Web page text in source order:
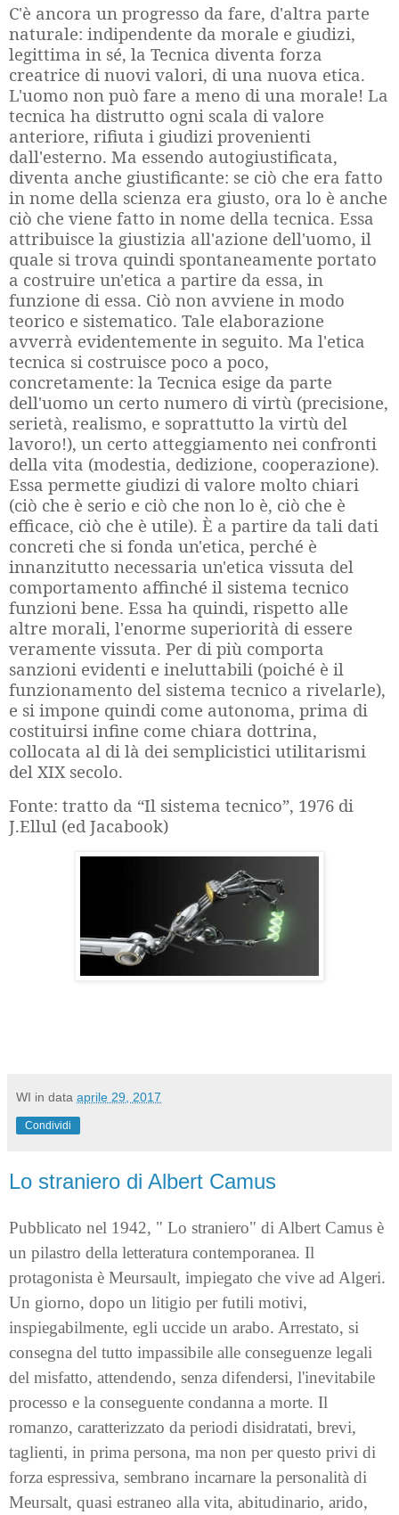
C'è ancora un progresso da fare, d'altra parte
naturale: indipendente da morale e giudizi,
legittima in sé, la Tecnica diventa forza
creatrice di nuovi valori, di una nuova etica.
L'uomo non può fare a meno di una morale! La
tecnica ha distrutto ogni scala di valore
anteriore, rifiuta i giudizi provenienti
dall'esterno. Ma essendo autogiustificata,
diventa anche giustificante: se ciò che era fatto
in nome della scienza era giusto, ora lo è anche
ciò che viene fatto in nome della tecnica. Essa
attribuisce la giustizia all'azione dell'uomo, il
quale si trova quindi spontaneamente portato
a costruire un'etica a partire da essa, in
funzione di essa. Ciò non avviene in modo
teorico e sistematico. Tale elaborazione
avverrà evidentemente in seguito. Ma l'etica
tecnica si costruisce poco a poco,
concretamente: la Tecnica esige da parte
dell'uomo un certo numero di virtù (precisione,
serietà, realismo, e soprattutto la virtù del
lavoro!), un certo atteggiamento nei confronti
della vita (modestia, dedizione, cooperazione).
Essa permette giudizi di valore molto chiari
(ciò che è serio e ciò che non lo è, ciò che è
efficace, ciò che è utile). È a partire da tali dati
concreti che si fonda un'etica, perché è
innanzitutto necessaria un'etica vissuta del
comportamento affinché il sistema tecnico
funzioni bene. Essa ha quindi, rispetto alle
altre morali, l'enorme superiorità di essere
veramente vissuta. Per di più comporta
sanzioni evidenti e ineluttabili (poiché è il
funzionamento del sistema tecnico a rivelarle),
e si impone quindi come autonoma, prima di
costituirsi infine come chiara dottrina,
collocata al di là dei semplicistici utilitarismi
del XIX secolo.
Fonte: tratto da “Il sistema tecnico”, 1976 di
J.Ellul (ed Jacabook)
WI in data aprile 29, 2017
Condividi
Lo straniero di Albert Camus
Pubblicato nel 1942, " Lo straniero" di Albert Camus è
un pilastro della letteratura contemporanea. Il
protagonista è Meursault, impiegato che vive ad Algeri.
Un giorno, dopo un litigio per futili motivi,
inspiegabilmente, egli uccide un arabo. Arrestato, si
consegna del tutto impassibile alle conseguenze legali
del misfatto, attendendo, senza difendersi, l'inevitabile
processo e la conseguente condanna a morte. Il
romanzo, caratterizzato da periodi disidratati, brevi,
taglienti, in prima persona, ma non per questo privi di
forza espressiva, sembrano incarnare la personalità di
Meursalt, quasi estraneo alla vita, abitudinario, arido,